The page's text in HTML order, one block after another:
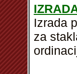
Izrada
za